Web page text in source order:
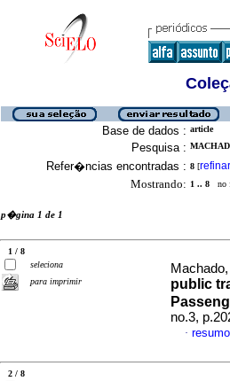
Base de dados : article
Pesquisa :
Refer�ncias encontradas : 8 [refinar
Mostrando: 1 .. 8 no
p�gina 1 de 1
1 / 8
seleciona
para imprimir
public
no.3,
·
2 / 8